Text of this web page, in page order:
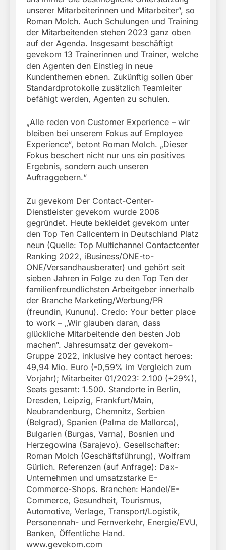
unserer Mitarbeiterinnen und Mitarbeiter“, so
Roman Molch. Auch Schulungen und Training
der Mitarbeitenden stehen 2023 ganz oben
auf der Agenda. Insgesamt beschäftigt
gevekom 13 Trainerinnen und Trainer, welche
den Agenten den Einstieg in neue
Kundenthemen ebnen. Zukünftig sollen über
Standardprotokolle zusätzlich Teamleiter
befähigt werden, Agenten zu schulen.
„Alle reden von Customer Experience – wir
bleiben bei unserem Fokus auf Employee
Experience“, betont Roman Molch. „Dieser
Fokus beschert nicht nur uns ein positives
Ergebnis, sondern auch unseren
Auftraggebern.“
Zu gevekom Der Contact-Center-
Dienstleister gevekom wurde 2006
gegründet. Heute bekleidet gevekom unter
den Top Ten Callcentern in Deutschland Platz
neun (Quelle: Top Multichannel Contactcenter
Ranking 2022, iBusiness/ONE-to-
ONE/Versandhausberater) und gehört seit
sieben Jahren in Folge zu den Top Ten der
familienfreundlichsten Arbeitgeber innerhalb
der Branche Marketing/Werbung/PR
(freundin, Kununu). Credo: Your better place
to work – „Wir glauben daran, dass
glückliche Mitarbeitende den besten Job
machen“. Jahresumsatz der gevekom-
Gruppe 2022, inklusive hey contact heroes:
49,94 Mio. Euro (-0,59% im Vergleich zum
Vorjahr); Mitarbeiter 01/2023: 2.100 (+29%),
Seats gesamt: 1.500. Standorte in Berlin,
Dresden, Leipzig, Frankfurt/Main,
Neubrandenburg, Chemnitz, Serbien
(Belgrad), Spanien (Palma de Mallorca),
Bulgarien (Burgas, Varna), Bosnien und
Herzegowina (Sarajevo). Gesellschafter:
Roman Molch (Geschäftsführung), Wolfram
Gürlich. Referenzen (auf Anfrage): Dax-
Unternehmen und umsatzstarke E-
Commerce-Shops. Branchen: Handel/E-
Commerce, Gesundheit, Tourismus,
Automotive, Verlage, Transport/Logistik,
Personennah- und Fernverkehr, Energie/EVU,
Banken, Öffentliche Hand.
www.gevekom.com